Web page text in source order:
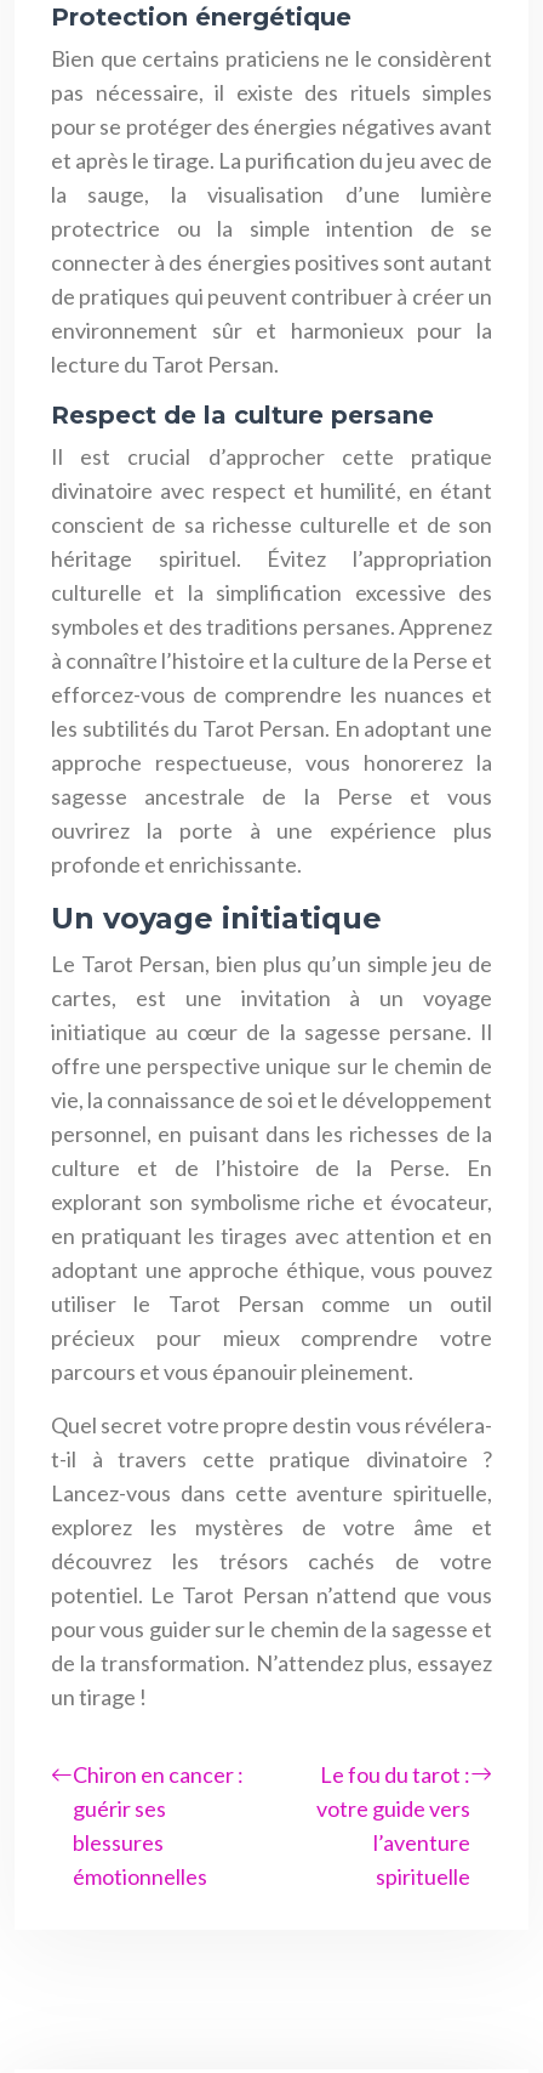
Protection énergétique
Bien que certains praticiens ne le considèrent
pas nécessaire, il existe des rituels simples
pour se protéger des énergies négatives avant
et après le tirage. La purification du jeu avec de
la sauge, la visualisation d’une lumière
protectrice ou la simple intention de se
connecter à des énergies positives sont autant
de pratiques qui peuvent contribuer à créer un
environnement sûr et harmonieux pour la
lecture du Tarot Persan.
Respect de la culture persane
Il est crucial d’approcher cette pratique
divinatoire avec respect et humilité, en étant
conscient de sa richesse culturelle et de son
héritage spirituel. Évitez l’appropriation
culturelle et la simplification excessive des
symboles et des traditions persanes. Apprenez
à connaître l’histoire et la culture de la Perse et
efforcez-vous de comprendre les nuances et
les subtilités du Tarot Persan. En adoptant une
approche respectueuse, vous honorerez la
sagesse ancestrale de la Perse et vous
ouvrirez la porte à une expérience plus
profonde et enrichissante.
Un voyage initiatique
Le Tarot Persan, bien plus qu’un simple jeu de
cartes, est une invitation à un voyage
initiatique au cœur de la sagesse persane. Il
offre une perspective unique sur le chemin de
vie, la connaissance de soi et le développement
personnel, en puisant dans les richesses de la
culture et de l’histoire de la Perse. En
explorant son symbolisme riche et évocateur,
en pratiquant les tirages avec attention et en
adoptant une approche éthique, vous pouvez
utiliser le Tarot Persan comme un outil
précieux pour mieux comprendre votre
parcours et vous épanouir pleinement.
Quel secret votre propre destin vous révélera-
t-il à travers cette pratique divinatoire ?
Lancez-vous dans cette aventure spirituelle,
explorez les mystères de votre âme et
découvrez les trésors cachés de votre
potentiel. Le Tarot Persan n’attend que vous
pour vous guider sur le chemin de la sagesse et
de la transformation. N’attendez plus, essayez
un tirage !
Chiron en cancer :
guérir ses
blessures
émotionnelles
Le fou du tarot :
votre guide vers
l’aventure
spirituelle